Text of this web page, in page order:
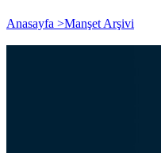
Anasayfa >Manşet Arşivi